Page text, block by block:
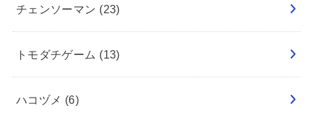
チェンソーマン (23)
トモダチゲーム (13)
ハコヅメ (6)